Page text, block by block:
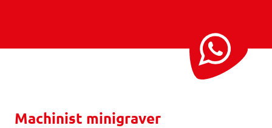
Machinist minigraver